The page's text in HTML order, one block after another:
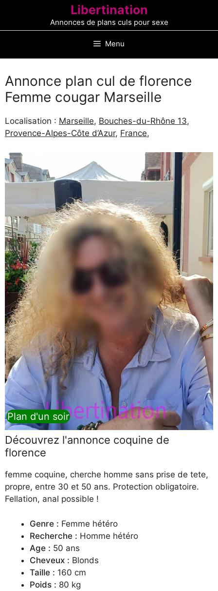
contenu
Libertination
Annonces de plans culs pour sexe
Menu
Annonce plan cul de florence
Femme cougar Marseille
Localisation : Marseille, Bouches-du-Rhône 13,
Provence-Alpes-Côte d’Azur, France,
Plan d'un soir
Découvrez l'annonce coquine de
florence
femme coquine, cherche homme sans prise de tete,
propre, entre 30 et 50 ans. Protection obligatoire.
Fellation, anal possible !
Genre : Femme hétéro
Recherche : Homme hétéro
Age : 50 ans
Cheveux : Blonds
Taille : 160 cm
Poids : 80 kg